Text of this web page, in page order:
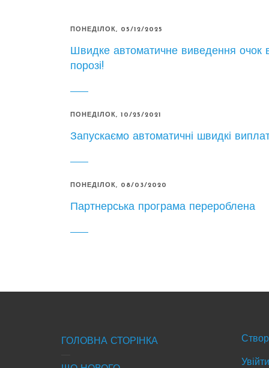
ПОНЕДІЛОК, 05/12/2025
Швидке автоматичне виведення очок
порозі!
ПОНЕДІЛОК, 10/25/2021
Запускаємо автоматичні швидкі
ПОНЕДІЛОК, 08/03/2020
Партнерська програма перероблена
Footer
ГОЛОВНА СТОРІНКА